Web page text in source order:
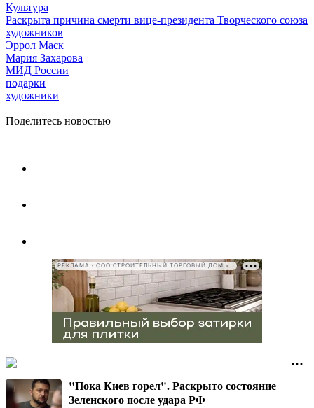
Культура
Раскрыта причина смерти вице-президента Творческого союза
художников
Эррол Маск
Мария Захарова
МИД России
подарки
художники
Поделитесь новостью
РЕКЛАМА • ООО СТРОИТЕЛЬНЫЙ ТОРГОВЫЙ ДОМ «ПЕТРОВИЧ», ИНН 7802348846
"Пока Киев горел". Раскрыто состояние
Зеленского после удара РФ